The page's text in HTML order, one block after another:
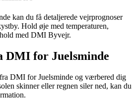
kan du få detaljerede vejrprognoser
Hold øje med temperaturen,
med DMI Byvejr.
DMI for Juelsminde
DMI for Juelsminde og værbered dig
skinner eller regnen siler ned, kan du